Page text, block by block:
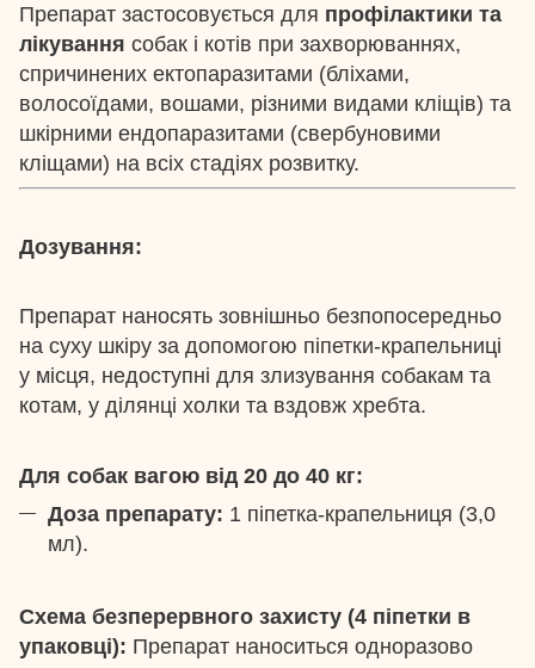
Препарат застосовується для профілактики та
лікування собак і котів при захворюваннях,
спричинених ектопаразитами (бліхами,
волосоїдами, вошами, різними видами кліщів) та
шкірними ендопаразитами (свербуновими
кліщами) на всіх стадіях розвитку.
Дозування:
Препарат наносять зовнішньо безпопосередньо
на суху шкіру за допомогою піпетки-крапельниці
у місця, недоступні для злизування собакам та
котам, у ділянці холки та вздовж хребта.
Для собак вагою від 20 до 40 кг:
Доза препарату: 1 піпетка-крапельниця (3,0
мл).
Схема безперервного захисту (4 піпетки в
упаковці): Препарат наноситься одноразово